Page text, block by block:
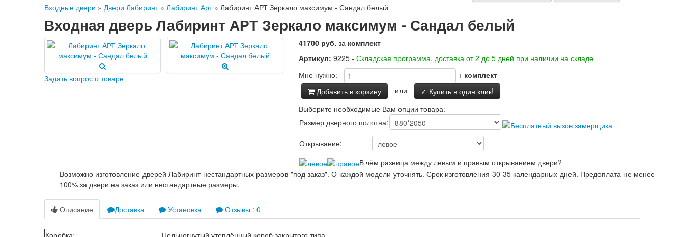
Входные двери » Двери Лабиринт» Лабиринт Арт» Лабиринт АРТ Зеркало максимум - Сандал белый
Входная дверь Лабиринт АРТ Зеркало максимум - Сандал белый
Задать вопрос о товаре
41700 руб. за комплект
Артикул: 9225 - Складская программа, доставка от 2 до 5 дней при наличии на складе
Мне нужно: - + комплект
Добавить в корзину
или
✓ Купить в один клик!
Выберите необходимые Вам опции товара:
Размер дверного полотна:
Открывание:
В чём разница между левым и правым открыванием двери?
Возможно изготовление дверей Лабиринт нестандартных размеров "под заказ". О каждой модели уточнять. Срок изготовления 30-35 календарных дней. Предоплата не менее
100% за двери на заказ или нестандартные размеры.
Описание Доставка Установка Отзывы : 0
Коробка: Цельногнутый утеплённый короб закрытого типа.